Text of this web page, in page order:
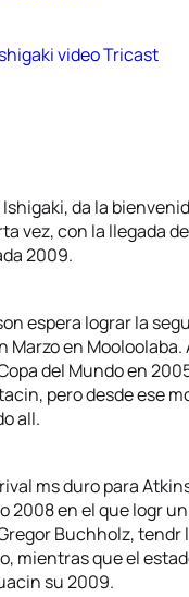
video Tricast
da la
vez, con la llegada
2009.
espera lograr la
Marzo en
del Mundo en
pero desde ese
all.
ms duro para
2008 en el que logr
Buchholz,
mientras que el
su 2009.